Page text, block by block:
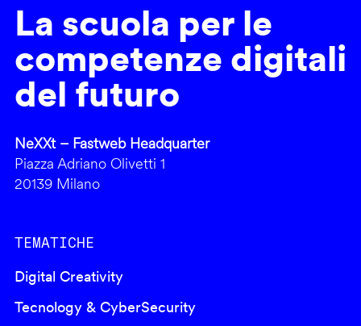
La scuola per le
competenze digitali
del futuro
NeXXt – Fastweb Headquarter
Piazza Adriano Olivetti 1
20139 Milano
TEMATICHE
Digital Creativity
Tecnology & CyberSecurity